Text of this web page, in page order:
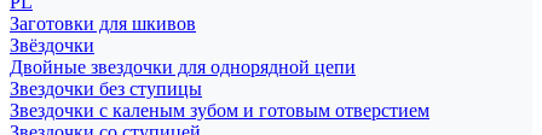
Заготовки для шкивов
Звёздочки
Двойные звездочки для однорядной цепи
Звездочки без ступицы
Звездочки с каленым зубом и готовым отверстием